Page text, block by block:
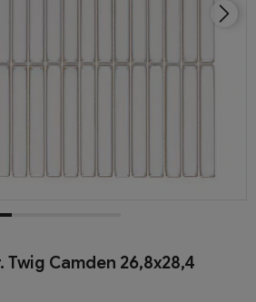
Twig Camden 26,8x28,4